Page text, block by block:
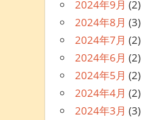
2024年9月 (2)
2024年8月 (3)
2024年7月 (2)
2024年6月 (2)
2024年5月 (2)
2024年4月 (2)
2024年3月 (3)